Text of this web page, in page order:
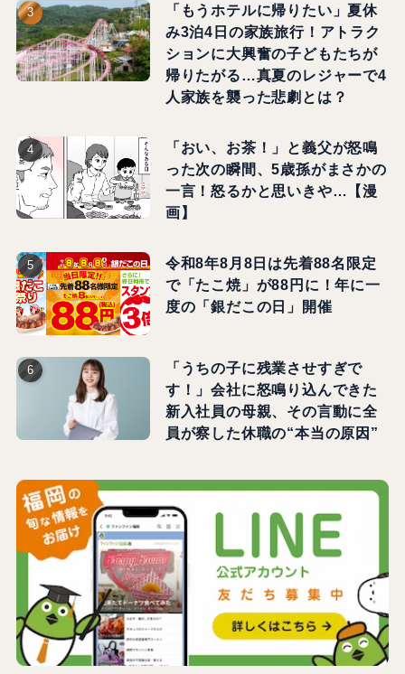
「もうホテルに帰りたい」夏休
み3泊4日の家族旅行！アトラク
ションに大興奮の子どもたちが
帰りたがる…真夏のレジャーで4
人家族を襲った悲劇とは？
「おい、お茶！」と義父が怒鳴
った次の瞬間、5歳孫がまさかの
一言！怒るかと思いきや…【漫
画】
令和8年8月8日は先着88名限定
で「たこ焼」が88円に！年に一
度の「銀だこの日」開催
「うちの子に残業させすぎで
す！」会社に怒鳴り込んできた
新入社員の母親、その言動に全
員が察した休職の“本当の原因”